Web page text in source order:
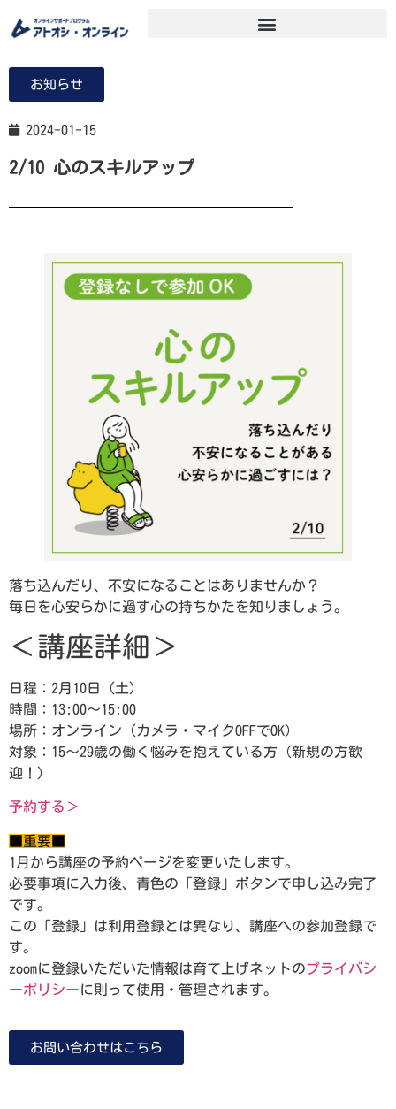
お知らせ
2024-01-15
2/10 心のスキルアップ
落ち込んだり、不安になることはありませんか？
毎日を心安らかに過す心の持ちかたを知りましょう。
＜講座詳細＞
日程：2月10日（土）
時間：13:00～15:00
場所：オンライン（カメラ・マイクOFFでOK）
対象：15～29歳の働く悩みを抱えている方（新規の方歓
迎！）
予約する＞
■重要■
1月から講座の予約ページを変更いたします。
必要事項に入力後、青色の「登録」ボタンで申し込み完了
です。
この「登録」は利用登録とは異なり、講座への参加登録で
す。
zoomに登録いただいた情報は育て上げネットのプライバシ
ーポリシーに則って使用・管理されます。
お問い合わせはこちら